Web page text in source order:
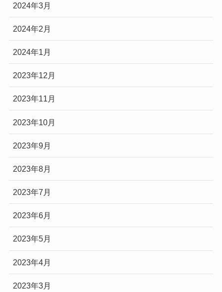
2024年3月
2024年2月
2024年1月
2023年12月
2023年11月
2023年10月
2023年9月
2023年8月
2023年7月
2023年6月
2023年5月
2023年4月
2023年3月